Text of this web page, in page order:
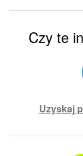
Czy te
Uzyskaj